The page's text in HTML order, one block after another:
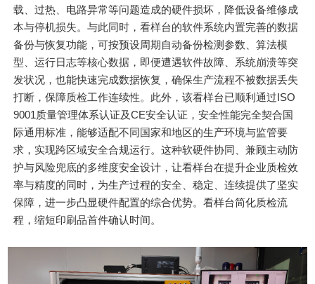
载、过热、电路异常等问题造成的硬件损坏，降低设备维修成
本与停机损失。与此同时，看样台的软件系统内置完善的数据
备份与恢复功能，可按预设周期自动备份检测参数、算法模
型、运行日志等核心数据，即便遭遇软件故障、系统崩溃等突
发状况，也能快速完成数据恢复，确保生产流程不被数据丢失
打断，保障质检工作连续性。此外，该看样台已顺利通过ISO
9001质量管理体系认证及CE安全认证，安全性能完全契合国
际通用标准，能够适配不同国家和地区的生产环境与监管要
求，实现跨区域安全合规运行。这种软硬件协同、兼顾主动防
护与风险兜底的多维度安全设计，让看样台在提升企业质检效
率与精度的同时，为生产过程的安全、稳定、连续提供了坚实
保障，进一步凸显硬件配置的综合优势。看样台简化质检流
程，缩短印刷品首件确认时间。